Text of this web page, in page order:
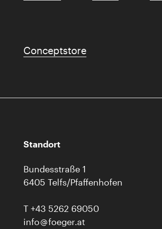
Conceptstore
Standort
Bundesstraße 1
6405 Telfs/Pfaffenhofen
T +43 5262 69050
info
foeger.at